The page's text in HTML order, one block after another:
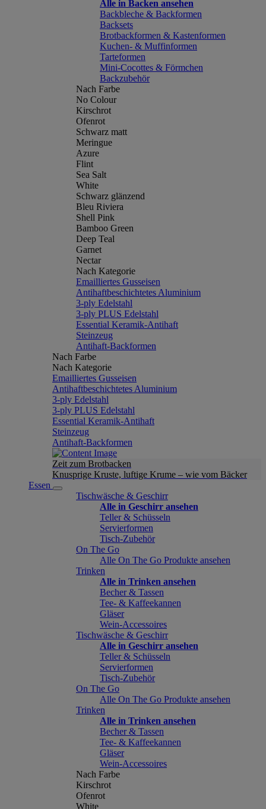
Alle in Backen ansehen
Backbleche & Backformen
Backsets
Brotbackformen & Kastenformen
Kuchen- & Muffinformen
Tarteformen
Mini-Cocottes & Förmchen
Backzubehör
Nach Farbe
No Colour
Kirschrot
Ofenrot
Schwarz matt
Meringue
Azure
Flint
Sea Salt
White
Schwarz glänzend
Bleu Riviera
Shell Pink
Bamboo Green
Deep Teal
Garnet
Nectar
Nach Kategorie
Emailliertes Gusseisen
Antihaftbeschichtetes Aluminium
3-ply Edelstahl
3-ply PLUS Edelstahl
Essential Keramik-Antihaft
Steinzeug
Antihaft-Backformen
Nach Farbe
Nach Kategorie
Emailliertes Gusseisen
Antihaftbeschichtetes Aluminium
3-ply Edelstahl
3-ply PLUS Edelstahl
Essential Keramik-Antihaft
Steinzeug
Antihaft-Backformen
Zeit zum Brotbacken
Knusprige Kruste, luftige Krume – wie vom Bäcker
Essen
Tischwäsche & Geschirr
Alle in Geschirr ansehen
Teller & Schüsseln
Servierformen
Tisch-Zubehör
On The Go
Alle On The Go Produkte ansehen
Trinken
Alle in Trinken ansehen
Becher & Tassen
Tee- & Kaffeekannen
Gläser
Wein-Accessoires
Tischwäsche & Geschirr
Alle in Geschirr ansehen
Teller & Schüsseln
Servierformen
Tisch-Zubehör
On The Go
Alle On The Go Produkte ansehen
Trinken
Alle in Trinken ansehen
Becher & Tassen
Tee- & Kaffeekannen
Gläser
Wein-Accessoires
Nach Farbe
Kirschrot
Ofenrot
White